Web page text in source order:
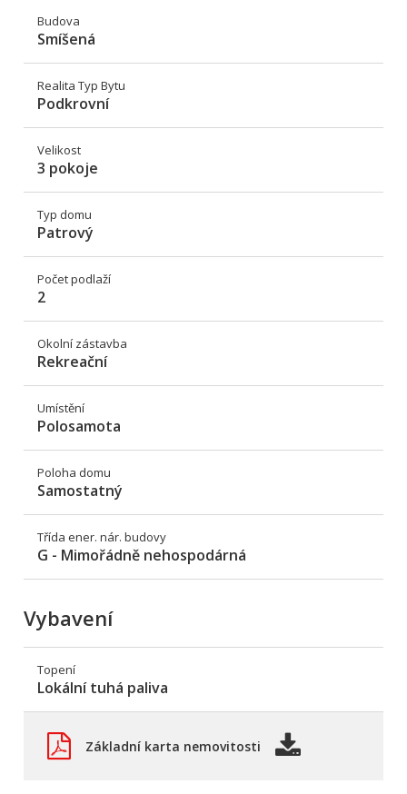
Budova
Smíšená
Realita Typ Bytu
Podkrovní
Velikost
3 pokoje
Typ domu
Patrový
Počet podlaží
2
Okolní zástavba
Rekreační
Umístění
Polosamota
Poloha domu
Samostatný
Třída ener. nár. budovy
G - Mimořádně nehospodárná
Vybavení
Topení
Lokální tuhá paliva
Základní karta nemovitosti